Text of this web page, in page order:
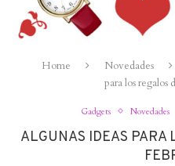
Home Novedades
para los regalos
Gadgets Novedades
ALGUNAS IDEAS PARA